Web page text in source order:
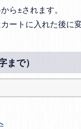
ら±されます。
ートに入れた後に
まで）